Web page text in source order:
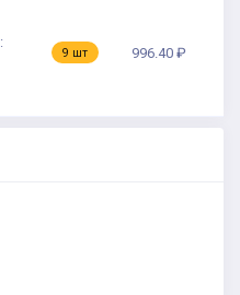
:
9 шт 996.40 ₽